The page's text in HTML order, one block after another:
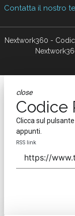
Contatta il nostro
Nextwork360 -
close
Codice
Clicca sul
appunti.
RSS link